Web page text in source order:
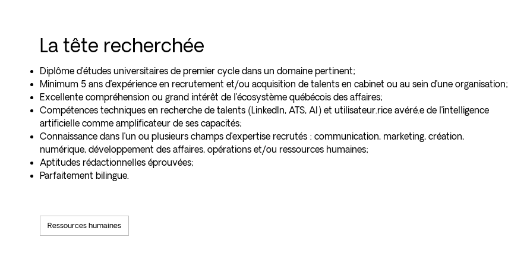
La tête recherchée
Diplôme d’études universitaires de premier cycle dans un domaine pertinent;
Minimum 5 ans d’expérience en recrutement et/ou acquisition de talents en cabinet ou au sein d’une organisation;
Excellente compréhension ou grand intérêt de l’écosystème québécois des affaires;
Compétences techniques en recherche de talents (LinkedIn, ATS, AI) et utilisateur.rice avéré.e de l’intelligence
artificielle comme amplificateur de ses capacités;
Connaissance dans l’un ou plusieurs champs d’expertise recrutés : communication, marketing, création,
numérique, développement des affaires, opérations et/ou ressources humaines;
Aptitudes rédactionnelles éprouvées;
Parfaitement bilingue.
Ressources humaines